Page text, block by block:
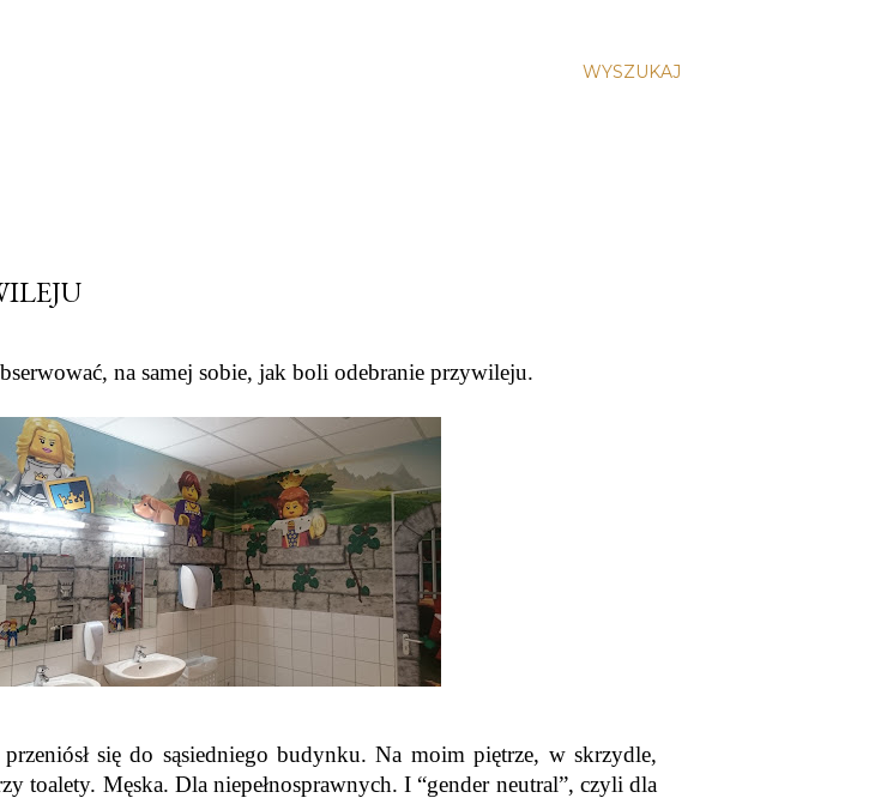
WYSZUKAJ
na samej sobie, jak boli odebranie przywileju.
się do sąsiedniego budynku. Na moim piętrze, w skrzydle,
toalety. Męska. Dla niepełnosprawnych. I “gender neutral”, czyli dla